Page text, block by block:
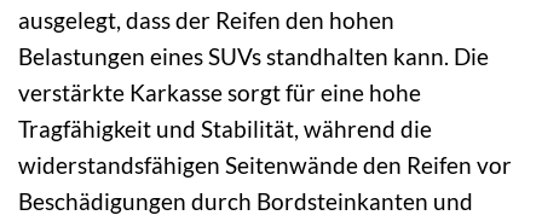
ausgelegt, dass der Reifen den hohen
Belastungen eines SUVs standhalten kann. Die
verstärkte Karkasse sorgt für eine hohe
Tragfähigkeit und Stabilität, während die
widerstandsfähigen Seitenwände den Reifen vor
Beschädigungen durch Bordsteinkanten und